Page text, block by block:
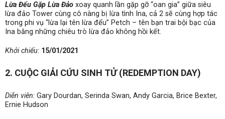
Lừa Đểu Gặp Lừa Đảo xoay quanh lần gặp gỡ “oan gia” giữa siêu
lừa đảo Tower cùng cô nàng bị lừa tình Ina, cả 2 sẽ cùng hợp tác
trong phi vụ “lừa lại tên lừa đểu” Petch – tên bạn trai bội bạc của
Ina bằng những chiêu trò lừa đảo không hồi kết.
Khởi chiếu: 15/01/2021
2. CUỘC GIẢI CỨU SINH TỬ (REDEMPTION DAY)
Diễn viên: Gary Dourdan, Serinda Swan, Andy Garcia, Brice Bexter,
Ernie Hudson